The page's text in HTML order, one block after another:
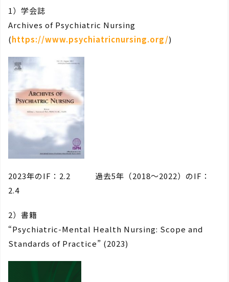
1）学会誌
Archives of Psychiatric Nursing
(https://www.psychiatricnursing.org/)
2023年のIF：2.2 過去5年（2018～2022）のIF：
2.4
2）書籍
“Psychiatric-Mental Health Nursing: Scope and
Standards of Practice” (2023)